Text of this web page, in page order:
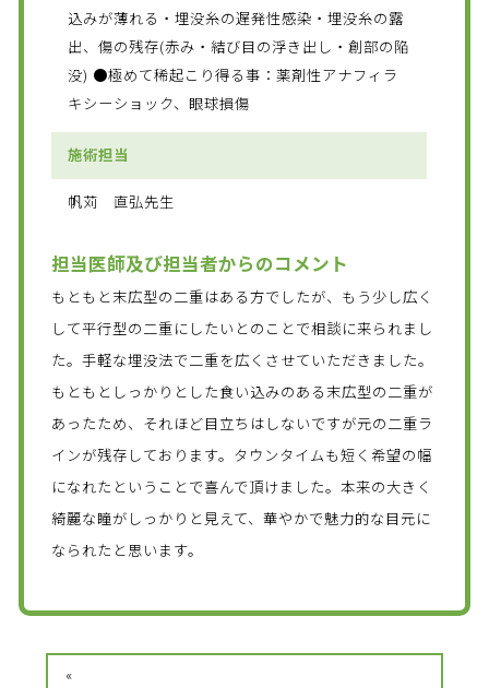
込みが薄れる・埋没糸の遅発性感染・埋没糸の露
出、傷の残存(赤み・結び目の浮き出し・創部の陥
没) ●極めて稀起こり得る事：薬剤性アナフィラ
キシーショック、眼球損傷
施術担当
帆苅 直弘先生
担当医師及び担当者からのコメント
もともと末広型の二重はある方でしたが、もう少し広く
して平行型の二重にしたいとのことで相談に来られまし
た。手軽な埋没法で二重を広くさせていただきました。
もともとしっかりとした食い込みのある末広型の二重が
あったため、それほど目立ちはしないですが元の二重ラ
インが残存しております。タウンタイムも短く希望の幅
になれたということで喜んで頂けました。本来の大きく
綺麗な瞳がしっかりと見えて、華やかで魅力的な目元に
なられたと思います。
«